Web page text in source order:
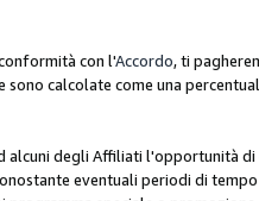
con l'Accordo, ti
sono calcolate come una
degli Affiliati l'opportunità di
eventuali periodi di